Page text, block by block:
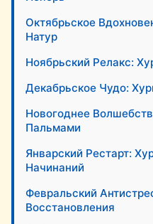
Октябрьское
Натур
Ноябрьский Релакс:
Декабрьское Чудо:
Новогоднее
Пальмами
Январский Рестарт:
Начинаний
Февральский
Восстановления